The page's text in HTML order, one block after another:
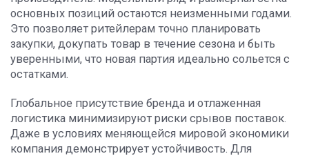
основных позиций остаются неизменными годами.
Это позволяет ритейлерам точно планировать
закупки, докупать товар в течение сезона и быть
уверенными, что новая партия идеально сольется с
остатками.
Глобальное присутствие бренда и отлаженная
логистика минимизируют риски срывов поставок.
Даже в условиях меняющейся мировой экономики
компания демонстрирует устойчивость. Для